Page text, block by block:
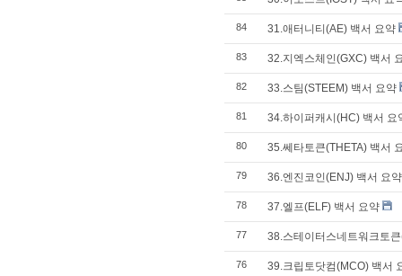
84 31.애터니티(AE) 백서 요약
83 32.지엑스체인(GXC) 백서
82 33.스팀(STEEM) 백서 요약
81 34.하이퍼캐시(HC) 백서 요
80 35.쎄타토큰(THETA) 백서
79 36.엔진코인(ENJ) 백서 요약
78 37.엘프(ELF) 백서 요약
77 38.스테이터스네트워크토
76 39.크립토닷컴(MCO) 백서